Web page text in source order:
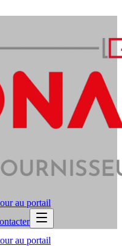
au portail
au portail